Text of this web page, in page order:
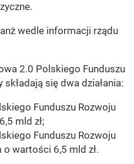
wedle informacji rządu
2.0 Polskiego Funduszu
się dwa działania:
Funduszu Rozwoju
mld zł;
Funduszu Rozwoju
wartości 6,5 mld zł.